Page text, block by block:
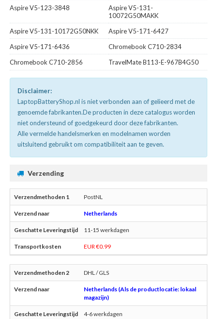
Aspire V5-123-3848
Aspire V5-131-
10072G50MAKK
Aspire V5-131-10172G50NKK
Aspire V5-171-6427
Aspire V5-171-6436
Chromebook C710-2834
Chromebook C710-2856
TravelMate B113-E-967B4G50
Disclaimer:
LaptopBatteryShop.nl is niet verbonden aan of gelieerd met de
genoemde fabrikanten.De producten in deze catalogus worden
niet ondersteund of goedgekeurd door deze fabrikanten.
Alle vermelde handelsmerken en modelnamen worden
uitsluitend gebruikt om compatibiliteit aan te geven.
Verzending
PostNL
Netherlands
11-15 werkdagen
EUR €0.99
DHL / GLS
Netherlands (Als de productlocatie: lokaal
magazijn)
4-6 werkdagen